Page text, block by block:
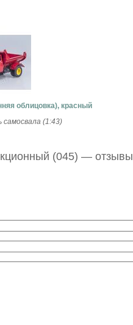
облицовка), красный
(1:43)
(045) — отзывы